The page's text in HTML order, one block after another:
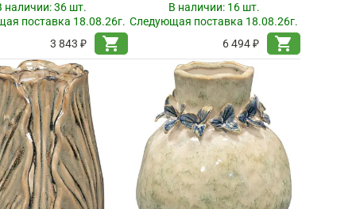
наличии:36 шт.
поставка 18.08.26г.
3 843 ₽
shopping_cart
В наличии: 16 шт.
Следующая поставка 18.08.26г.
6 494 ₽
shopping_cart